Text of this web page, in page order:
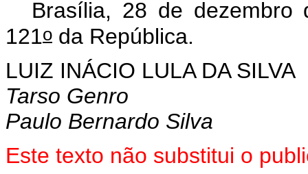
Brasília, 28 de dezembro
121o da República.
LUIZ INÁCIO LULA DA SILVA
Tarso Genro
Paulo Bernardo Silva
Este texto não substitui o